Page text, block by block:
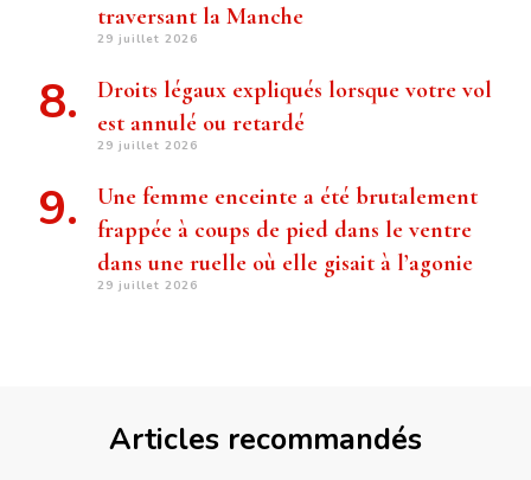
traversant la Manche
29 juillet 2026
Droits légaux expliqués lorsque votre vol
est annulé ou retardé
29 juillet 2026
Une femme enceinte a été brutalement
frappée à coups de pied dans le ventre
dans une ruelle où elle gisait à l’agonie
29 juillet 2026
Articles recommandés